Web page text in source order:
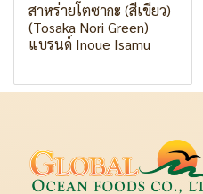
สาหร่ายโตซากะ (สีเขียว)
(Tosaka Nori Green)
แบรนด์ Inoue Isamu